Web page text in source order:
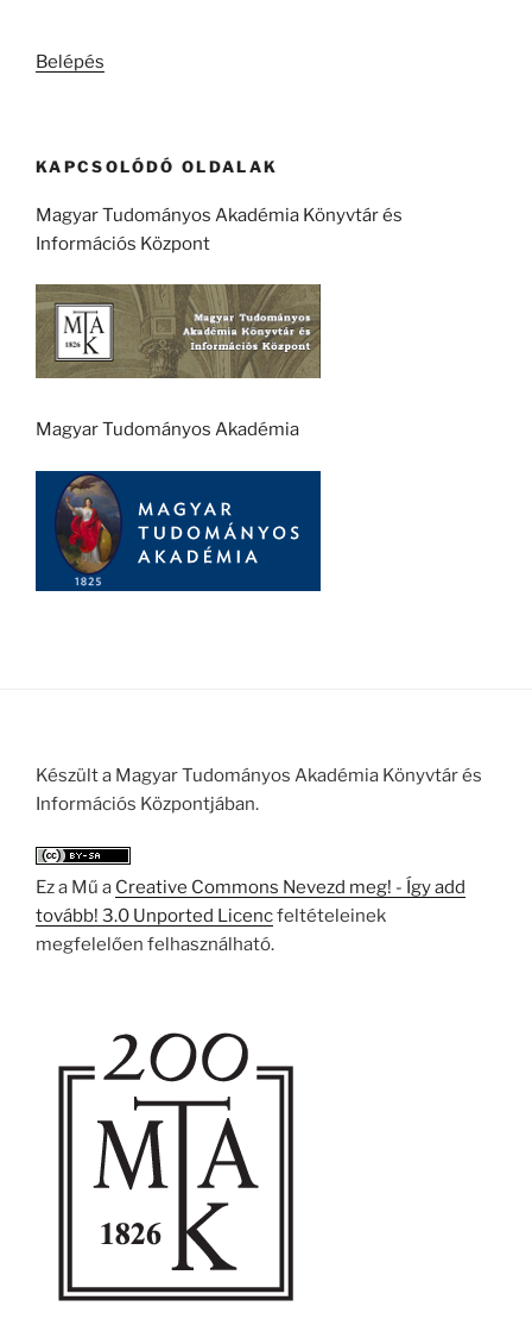
Belépés
KAPCSOLÓDÓ OLDALAK
Magyar Tudományos Akadémia Könyvtár és
Információs Központ
Magyar Tudományos Akadémia
Készült a Magyar Tudományos Akadémia Könyvtár és
Információs Központjában.
Ez a Mű a Creative Commons Nevezd meg! - Így add
tovább! 3.0 Unported Licencfeltételeinek
megfelelően felhasználható.